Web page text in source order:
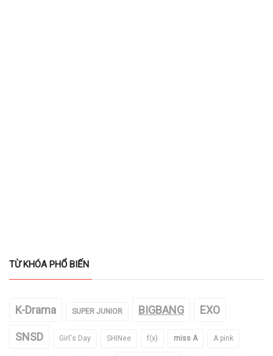
TỪ KHÓA PHỔ BIẾN
K-Drama SUPER JUNIOR BIGBANG EXO
SNSD Girl's Day SHINee f(x) miss A A pink